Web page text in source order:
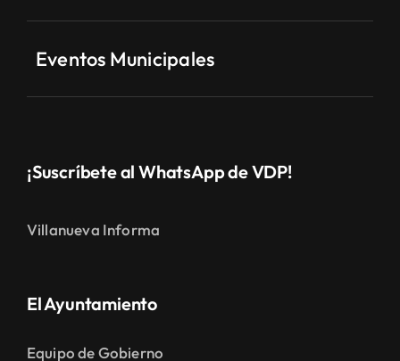
Eventos Municipales
¡Suscríbete al WhatsApp de VDP!
Villanueva Informa
El Ayuntamiento
Equipo de Gobierno